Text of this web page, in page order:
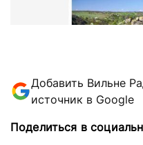
Добавить Вильне
источник в Google
Поделиться в